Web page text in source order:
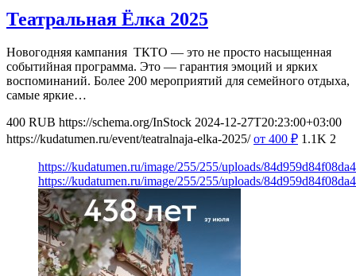
Театральная Ёлка 2025
Новогодняя кампания ТКТО — это не просто насыщенная
событийная программа. Это — гарантия эмоций и ярких
воспоминаний. Более 200 мероприятий для семейного отдыха,
самые яркие…
400 RUB https://schema.org/InStock 2024-12-27T20:23:00+03:00
https://kudatumen.ru/event/teatralnaja-elka-2025/ от 400 ₽ 1.1K 2
https://kudatumen.ru/image/255/255/uploads/
https://kudatumen.ru/image/255/255/uploads/